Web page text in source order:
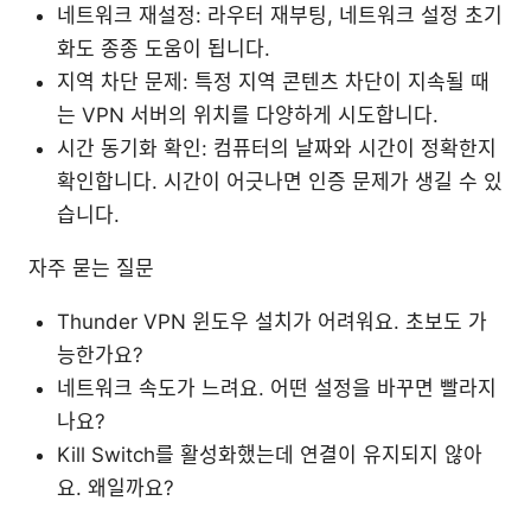
네트워크 재설정: 라우터 재부팅, 네트워크 설정 초기
화도 종종 도움이 됩니다.
지역 차단 문제: 특정 지역 콘텐츠 차단이 지속될 때
는 VPN 서버의 위치를 다양하게 시도합니다.
시간 동기화 확인: 컴퓨터의 날짜와 시간이 정확한지
확인합니다. 시간이 어긋나면 인증 문제가 생길 수 있
습니다.
자주 묻는 질문
Thunder VPN 윈도우 설치가 어려워요. 초보도 가
능한가요?
네트워크 속도가 느려요. 어떤 설정을 바꾸면 빨라지
나요?
Kill Switch를 활성화했는데 연결이 유지되지 않아
요. 왜일까요?